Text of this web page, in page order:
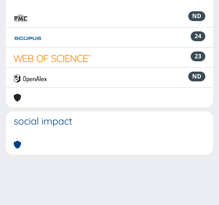
ND
24
23
ND
social impact